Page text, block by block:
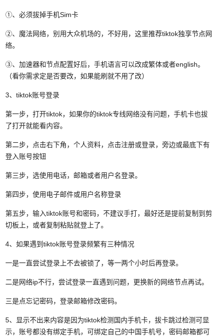
①、必须拔掉手机Sim卡
②、魔法网络，别用大众机场的，不好用，这里推荐tiktok独享节点网
络。
③、加速器和节点配置好后，手机语言可以改成繁体或者english。
（看你需求定是否要改，如果能刷就不用了改）
3、tiktok账号登录
第一步，打开tiktok，如果你的tiktok专线网络没有问题，手机卡也拔
了打开就能看内容。
第二步，点击右下角，个人资料，点击注册或登录，旁边或最底下有
登入账号按钮
第三步，选使用电话，邮箱或者用户名登录。
第四步，使用电子邮件或用户名称登录
第五步，输入tiktok账号和密码，不建议手打，最好还是提前复制到剪
切板上，或者复制粘贴就登上了。
4、如果遇到tiktok账号登录频繁有三种情况
一是一直尝试登录上不去被锁了，等一两个小时后再登录。
二是网络ip不行，尝试登录一直遇到问题，更换新的网络节点再试。
三是点忘记密码，登录邮箱修改密码。
5、显示不出来内容是因为tiktok检测国内手机卡，拔卡跳过检测可显
示，账号都没有绑定手机，可绑定自己的中国手机号，密码邮箱都可